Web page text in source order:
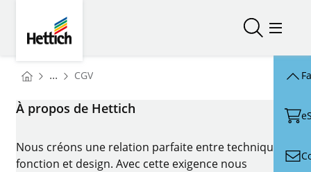
Ouvrir/
You are here:
Homepage
... CGV
À propos de Hettich
Nous créons une relation parfaite entre technique,
fonction et design. Avec cette exigence nous